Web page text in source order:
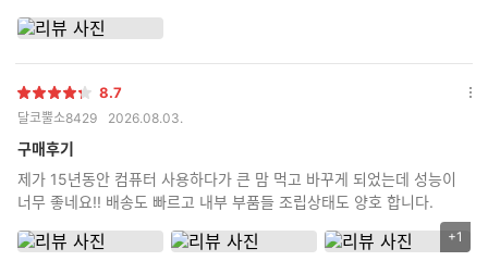
별
점
8.7
달코뿔소8429 2026.08.03.
구매후기
제가 15년동안 컴퓨터 사용하다가 큰 맘 먹고 바꾸게 되었는데 성능이
너무 좋네요!! 배송도 빠르고 내부 부품들 조립상태도 양호 합니다.
리
+1
옵